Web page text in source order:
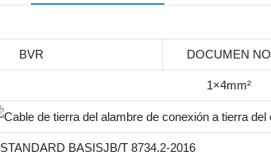
BVR DOCUMEN NO
1×4mm²
STANDARD BASISJB/T 8734.2-2016